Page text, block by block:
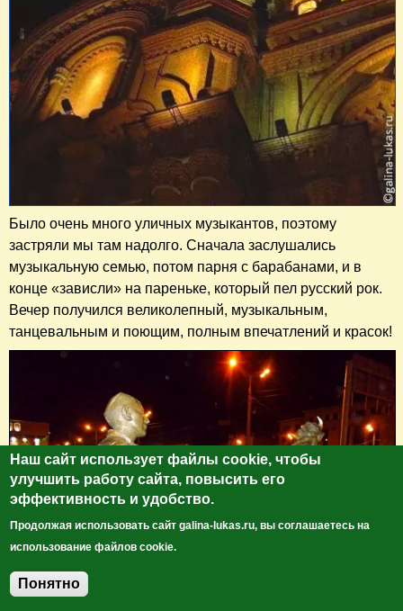
Было очень много уличных музыкантов, поэтому
застряли мы там надолго. Сначала заслушались
музыкальную семью, потом парня с барабанами, и в
конце «зависли» на пареньке, который пел русский рок.
Вечер получился великолепный, музыкальным,
танцевальным и поющим, полным впечатлений и красок!
Наш сайт использует файлы cookie, чтобы
улучшить работу сайта, повысить его
эффективность и удобство.
Продолжая использовать сайт galina-lukas.ru, вы соглашаетесь на
использование файлов cookie.
Понятно